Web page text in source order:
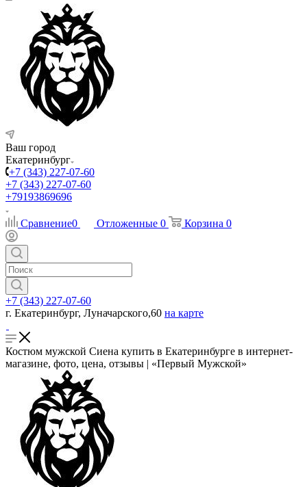
Ваш город
Екатеринбург
+7 (343) 227-07-60
+7 (343) 227-07-60
+79193869696
Сравнение0 Отложенные 0 Корзина 0
+7 (343) 227-07-60
г. Екатеринбург, Луначарского,60 на карте
Костюм мужской Сиена купить в Екатеринбурге в интернет-
магазине, фото, цена, отзывы | «Первый Мужской»